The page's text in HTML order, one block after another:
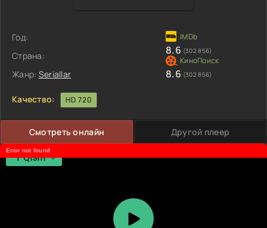
Год:
Страна:
Жанр: Seriallar
8.6 (302 856)
8.6 (302 856)
Качество: HD 720
Смотреть онлайн Другой плеер
1 Qism
Error not found